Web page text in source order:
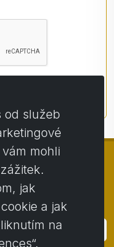
Activstar
od služeb
mohli
jak
a jak
na